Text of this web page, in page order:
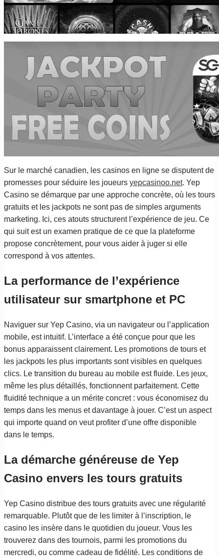
Sur le marché canadien, les casinos en ligne se disputent de
promesses pour séduire les joueurs yepcasinoo.net. Yep
Casino se démarque par une approche concrète, où les tours
gratuits et les jackpots ne sont pas de simples arguments
marketing. Ici, ces atouts structurent l’expérience de jeu. Ce
qui suit est un examen pratique de ce que la plateforme
propose concrètement, pour vous aider à juger si elle
correspond à vos attentes.
La performance de l’expérience
utilisateur sur smartphone et PC
Naviguer sur Yep Casino, via un navigateur ou l’application
mobile, est intuitif. L’interface a été conçue pour que les
bonus apparaissent clairement. Les promotions de tours et
les jackpots les plus importants sont visibles en quelques
clics. Le transition du bureau au mobile est fluide. Les jeux,
même les plus détaillés, fonctionnent parfaitement. Cette
fluidité technique a un mérite concret : vous économisez du
temps dans les menus et davantage à jouer. C’est un aspect
qui importe quand on veut profiter d’une offre disponible
dans le temps.
La démarche généreuse de Yep
Casino envers les tours gratuits
Yep Casino distribue des tours gratuits avec une régularité
remarquable. Plutôt que de les limiter à l’inscription, le
casino les insère dans le quotidien du joueur. Vous les
trouverez dans des tournois, parmi les promotions du
mercredi, ou comme cadeau de fidélité. Les conditions de